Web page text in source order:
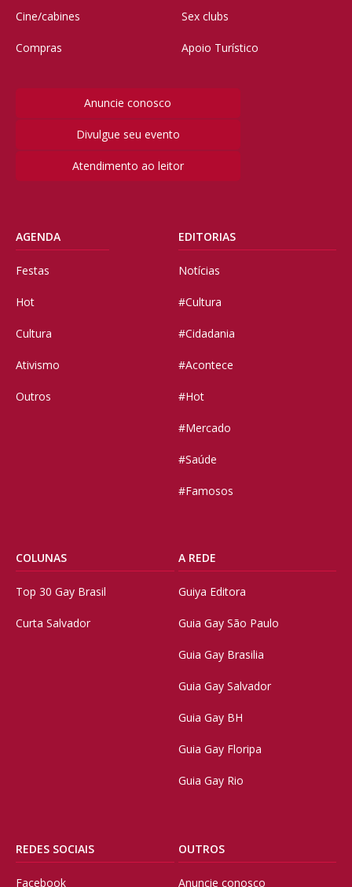
Cine/cabines
Compras
Sex clubs
Apoio Turístico
Anuncie conosco
Divulgue seu evento
Atendimento ao leitor
AGENDA
Festas
Hot
Cultura
Ativismo
Outros
EDITORIAS
Notícias
#Cultura
#Cidadania
#Acontece
#Hot
#Mercado
#Saúde
#Famosos
COLUNAS
Top 30 Gay Brasil
Curta Salvador
A REDE
Guiya Editora
Guia Gay São Paulo
Guia Gay Brasilia
Guia Gay Salvador
Guia Gay BH
Guia Gay Floripa
Guia Gay Rio
REDES SOCIAIS
Facebook
OUTROS
Anuncie conosco